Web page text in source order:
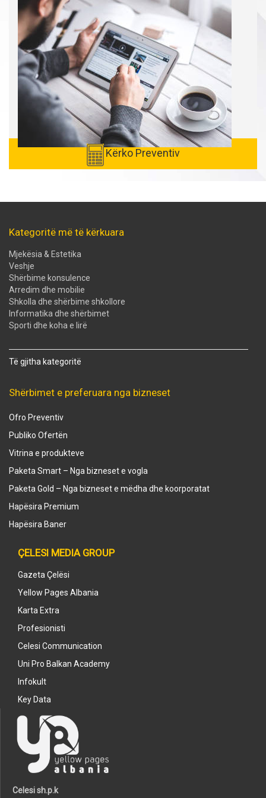
Kërko Preventiv
Kategoritë më të kërkuara
Mjekësia & Estetika
Veshje
Shërbime konsulence
Arredim dhe mobilie
Shkolla dhe shërbime shkollore
Informatika dhe shërbimet
Sporti dhe koha e lirë
Të gjitha kategoritë
Shërbimet e preferuara nga bizneset
Ofro Preventiv
Publiko Ofertën
Vitrina e produkteve
Paketa Smart – Nga bizneset e vogla
Paketa Gold – Nga bizneset e mëdha dhe koorporatat
Hapësira Premium
Hapësira Baner
ÇELESI MEDIA GROUP
Gazeta Çelësi
Yellow Pages Albania
Karta Extra
Profesionisti
Celesi Communication
Uni Pro Balkan Academy
Infokult
Key Data
Celesi sh.p.k